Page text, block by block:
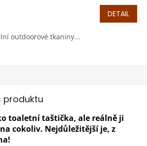
DETAIL
outdoorové tkaniny...
produktu
toaletní taštička, ale reálně ji
cokoliv. Nejdůležitější je, z